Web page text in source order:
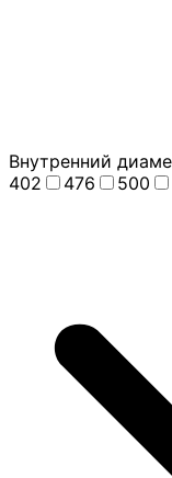
Внутренний
402
476 500